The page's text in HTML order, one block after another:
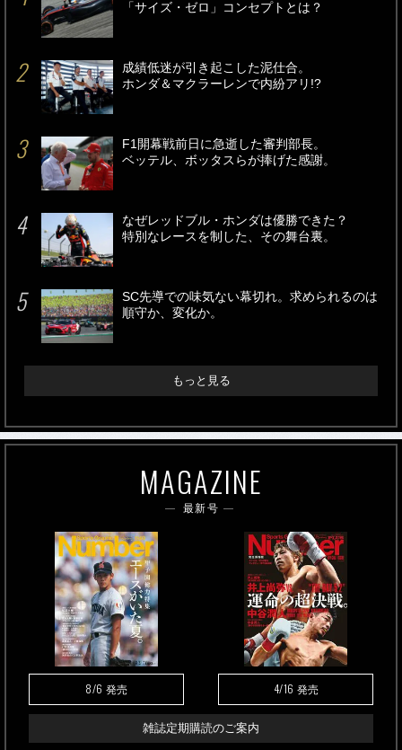
「サイズ・ゼロ」コンセプトとは？
成績低迷が引き起こした泥仕合。
ホンダ＆マクラーレンで内紛アリ!?
F1開幕戦前日に急逝した審判部長。
ベッテル、ボッタスらが捧げた感謝。
なぜレッドブル・ホンダは優勝できた？
特別なレースを制した、その舞台裏。
SC先導での味気ない幕切れ。求められるのは
順守か、変化か。
もっと見る
MAGAZINE
最新号
8/6 発売 4/16 発売
雑誌定期購読のご案内